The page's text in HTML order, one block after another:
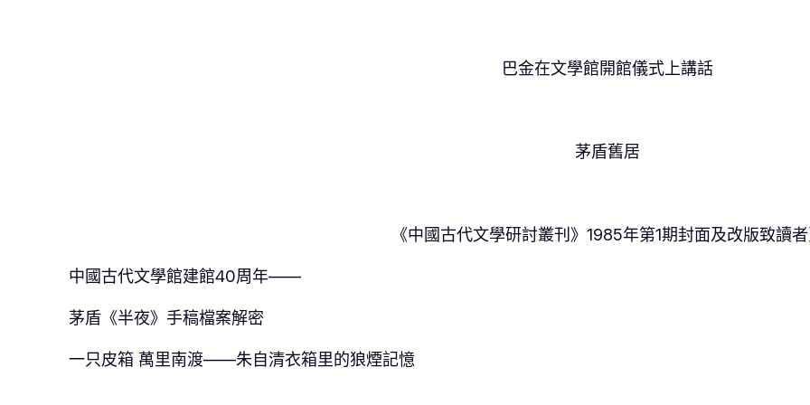
巴金在文學館開館儀式上講話
茅盾舊居
《中國古代文學研討叢刊》1985年第1期封面及改版致讀
中國古代文學館建館40周年——
茅盾《半夜》手稿檔案解密
一只皮箱 萬里南渡——朱自清衣箱里的狼煙記憶